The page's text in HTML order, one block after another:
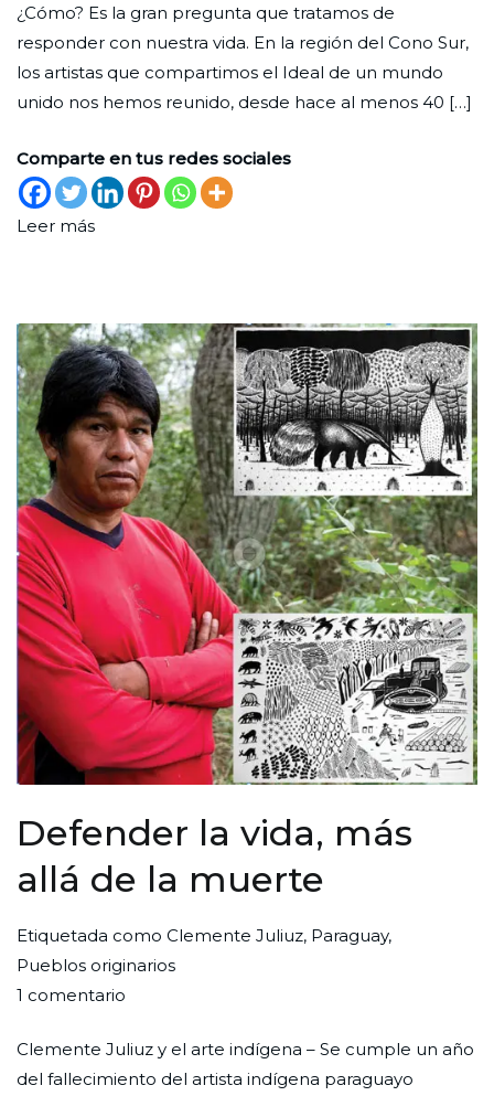
julio
de
2024
la
unidad
¿Cómo? Es la gran pregunta que tratamos de
responder con nuestra vida. En la región del Cono Sur,
los artistas que compartimos el Ideal de un mundo
unido nos hemos reunido, desde hace al menos 40 […]
Comparte en tus redes sociales
Leer más
Defender la vida, más
allá de la muerte
Por
Redaccion
Ciudad
Publicada
el
1
agosto
de
Publicada
en
Cultura
Etiquetada como Clemente Juliuz, Paraguay,
Pueblos originarios
1 comentario
la
vida,
Clemente Juliuz y el arte indígena – Se cumple un año
del fallecimiento del artista indígena paraguayo